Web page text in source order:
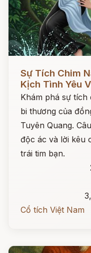
Sự Tích Chim
Kịch Tình Yêu
Khám phá sự tích
bi thương của
Tuyên Quang.
độc ác và lời kêu
trái tim bạn.
Cổ tích Việt Nam